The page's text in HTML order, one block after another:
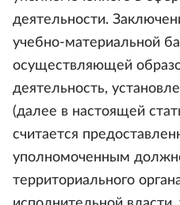
деятельности.
учебно-материальной
осуществляющей
деятельность,
(далее в настоящей
считается
уполномоченным
территориального